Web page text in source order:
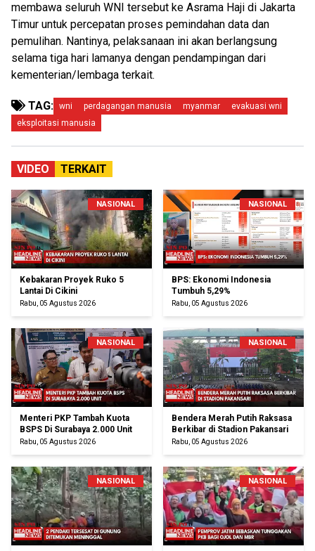
membawa seluruh WNI tersebut ke Asrama Haji di Jakarta
Timur untuk percepatan proses pemindahan data dan
pemulihan. Nantinya, pelaksanaan ini akan berlangsung
selama tiga hari lamanya dengan pendampingan dari
kementerian/lembaga terkait.
TAG: wni perdagangan manusia myanmar
evakuasi wni
eksploitasi manusia
VIDEO TERKAIT
NASIONAL
Kebakaran Proyek Ruko 5
Lantai Di Cikini
Rabu, 05 Agustus 2026
NASIONAL
BPS: Ekonomi Indonesia
Tumbuh 5,29%
Rabu, 05 Agustus 2026
NASIONAL
Menteri PKP Tambah Kuota
BSPS Di Surabaya 2.000 Unit
Rabu, 05 Agustus 2026
NASIONAL
Bendera Merah Putih Raksasa
Berkibar di Stadion Pakansari
Rabu, 05 Agustus 2026
NASIONAL NASIONAL